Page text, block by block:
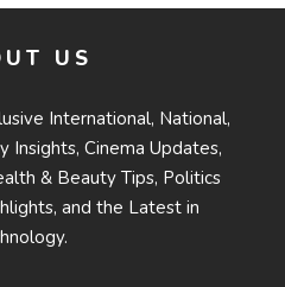
കേരള
US
International, National,
Insights, Cinema Updates,
& Beauty Tips, Politics
and the Latest in